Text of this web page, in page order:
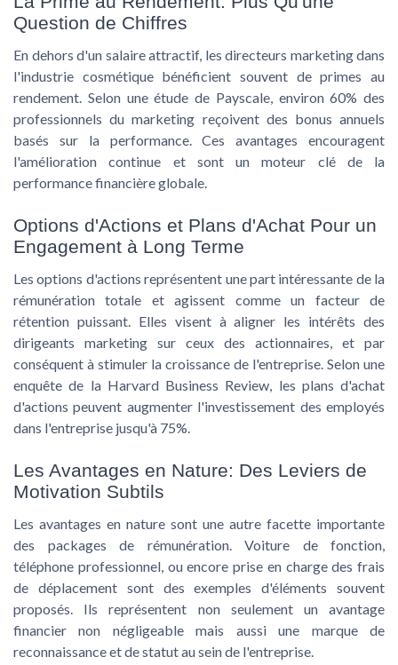
Question de Chiffres
En dehors d'un salaire attractif, les directeurs marketing dans
l'industrie cosmétiquebénéficient souvent de primes au
rendement. Selon une étude de Payscale, environ 60% des
professionnels du marketing reçoivent des bonus annuels
basés sur la performance. Ces avantages encouragent
l'amélioration continue et sont un moteur clé de la
performance financière globale.
Options d'Actions et Plans d'Achat Pour un
Engagement à Long Terme
Les options d'actions représentent une part intéressante de la
rémunération totale et agissent comme un facteur de
rétention puissant. Elles visent à aligner les intérêts des
dirigeants marketing sur ceux des actionnaires, et par
conséquent à stimuler la croissance de l'entreprise. Selon une
enquête de la Harvard Business Review, les plans d'achat
d'actions peuvent augmenter l'investissement des employés
dans l'entreprise jusqu'à 75%.
Les Avantages en Nature: Des Leviers de
Motivation Subtils
Les avantages en nature sont une autre facette importante
des packages de rémunération. Voiture de fonction,
téléphone professionnel, ou encore prise en charge des frais
de déplacement sont des exemples d'éléments souvent
proposés. Ils représentent non seulement un avantage
financier non négligeable mais aussi une marque de
reconnaissance et de statut au sein de l'entreprise.